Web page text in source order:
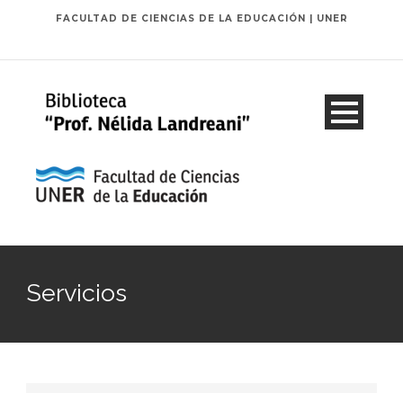
FACULTAD DE CIENCIAS DE LA EDUCACIÓN | UNER
Servicios